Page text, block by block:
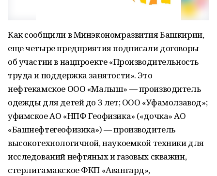
Как сообщили в Минэкономразвития Башкирии,
еще четыре предприятия подписали договоры
об участии в нацпроекте «Производительность
труда и поддержка занятости». Это
нефтекамское ООО «Малыш» — производитель
одежды для детей до 3 лет; ООО «Уфамолзавод»;
уфимское АО «НПФ Геофизика» («дочка» АО
«Башнефтегеофизика») — производитель
высокотехнологичной, наукоемкой техники для
исследований нефтяных и газовых скважин,
стерлитамакское ФКП «Авангард»,